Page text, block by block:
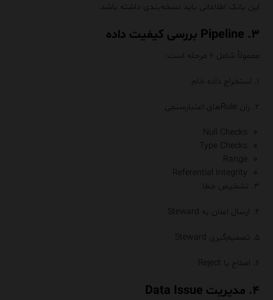
این بانک اطلاعاتی باید نسخه‌بندی داشته باشد.
۳. Pipeline بررسی کیفیت داده
معمولاً شامل ۶ مرحله است:
۱. استخراج داده خام
۲. ران Ruleهای اعتبارسنجی
Null Checks
Type Checks
Range
Referential Integrity
۳. تشخیص خطا
۴. ارسال اعلان به Steward
۵. تصمیم‌گیری Steward
۶. اصلاح یا Reject
۴. مدیریت Data Issue